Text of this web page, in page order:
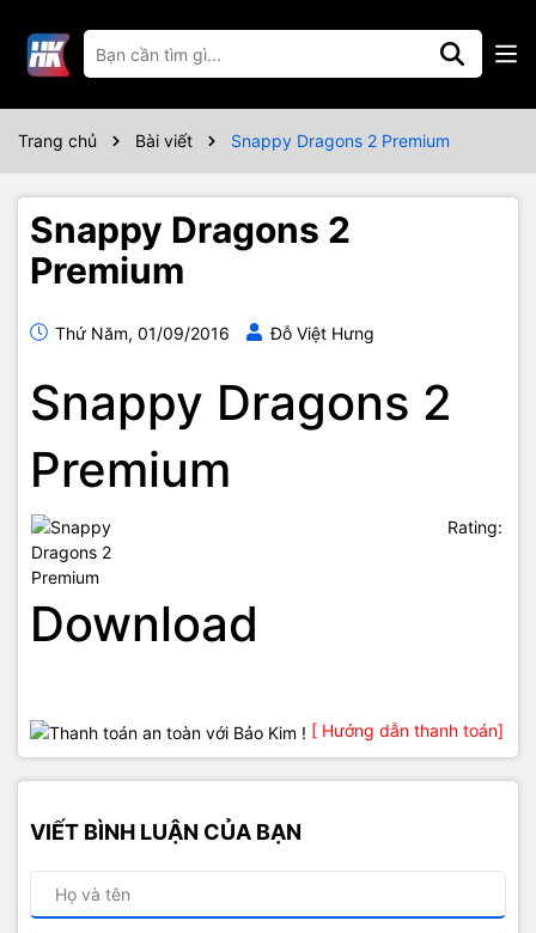
Trang chủ Bài viết Snappy Dragons 2 Premium
Snappy Dragons 2
Premium
Thứ Năm, 01/09/2016 Đỗ Việt Hưng
Snappy Dragons 2
Premium
Rating:
Download
[ Hướng dẫn thanh toán]
VIẾT BÌNH LUẬN CỦA BẠN